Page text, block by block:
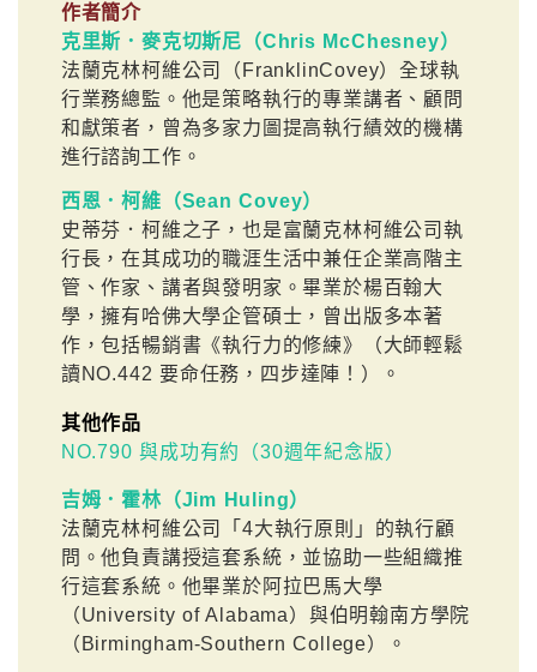
作者簡介
克里斯．麥克切斯尼（Chris McChesney）
法蘭克林柯維公司（FranklinCovey）全球執
行業務總監。他是策略執行的專業講者、顧問
和獻策者，曾為多家力圖提高執行績效的機構
進行諮詢工作。
西恩．柯維（Sean Covey）
史蒂芬．柯維之子，也是富蘭克林柯維公司執
行長，在其成功的職涯生活中兼任企業高階主
管、作家、講者與發明家。畢業於楊百翰大
學，擁有哈佛大學企管碩士，曾出版多本著
作，包括暢銷書《執行力的修練》（大師輕鬆
讀NO.442 要命任務，四步達陣！）。
其他作品
NO.790 與成功有約（30週年紀念版）
吉姆．霍林（Jim Huling）
法蘭克林柯維公司「4大執行原則」的執行顧
問。他負責講授這套系統，並協助一些組織推
行這套系統。他畢業於阿拉巴馬大學
（University of Alabama）與伯明翰南方學院
（Birmingham-Southern College）。